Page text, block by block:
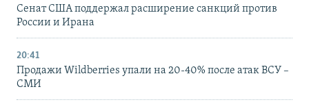
Сенат США поддержал расширение санкций против
России и Ирана
20:41
Продажи Wildberries упали на 20-40% после атак ВСУ –
СМИ